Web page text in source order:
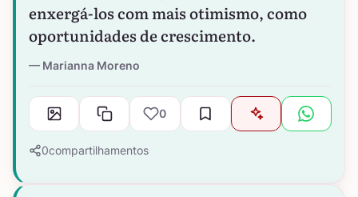
enxergá-los com mais otimismo, como
oportunidades de crescimento.
Marianna Moreno
0
0compartilhamentos